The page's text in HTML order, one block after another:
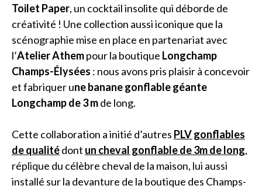
Toilet Paper, un cocktail insolite qui déborde de
créativité ! Une collection aussi iconique que la
scénographie mise en place en partenariat avec
l’Atelier Athempour la boutique Longchamp
Champs-Élysées : nous avons pris plaisir à concevoir
et fabriquer une banane gonflable géante
Longchamp de 3 mde long.
Cette collaboration a initié d’autres PLV gonflables
de qualitédont un cheval gonflable de 3mde long,
réplique du célèbre cheval de la maison, lui aussi
installé sur la devanture de la boutique des Champs-